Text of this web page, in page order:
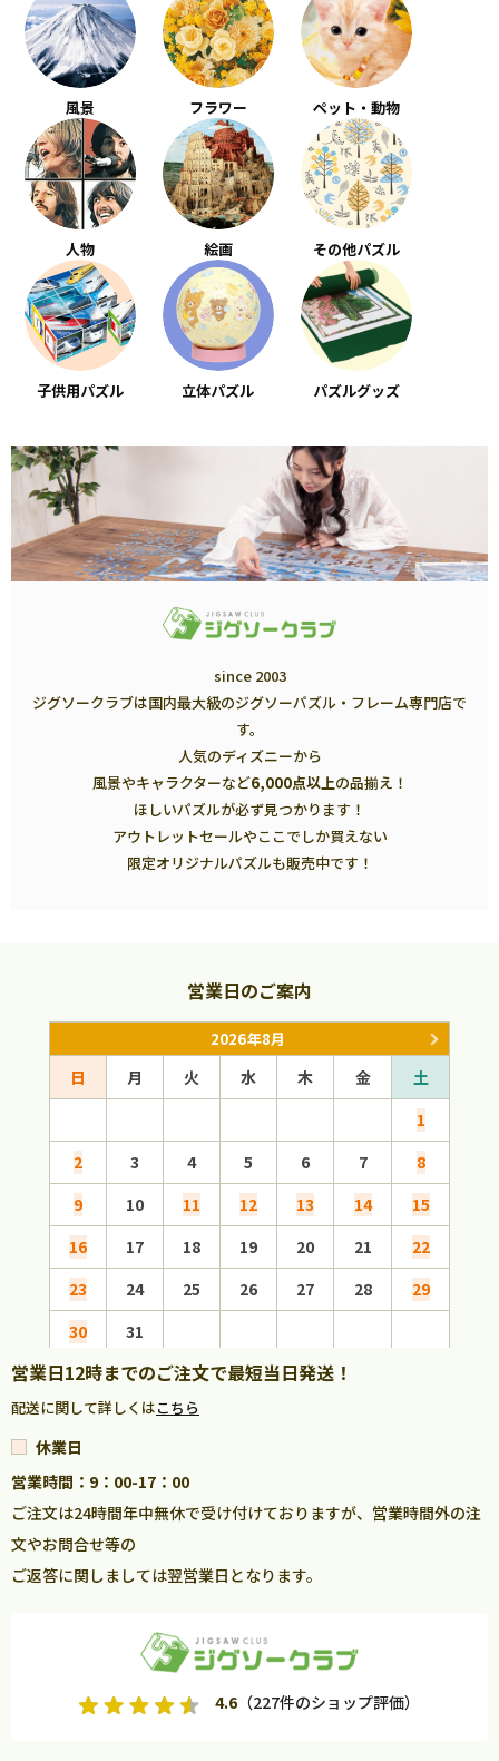
風景 フラワー ペット・動物
人物 絵画 その他パズル
子供用パズル 立体パズル パズルグッズ
since 2003
ジグソークラブは国内最大級のジグソーパズル・フレーム専門店で
す。
人気のディズニーから
風景やキャラクターなど6,000点以上の品揃え！
ほしいパズルが必ず見つかります！
アウトレットセールやここでしか買えない
限定オリジナルパズルも販売中です！
営業日のご案内
2026年8月
日 月 火 水 木 金
土
1
2
3 4 5 6 7
8
9
10 11 12 13 14
15
16
17 18 19 20 21
22
23
24 25 26 27 28
29
30
31
営業日12時までのご注文で最短当日発送！
配送に関して詳しくはこちら
休業日
営業時間：9：00-17：00
ご注文は24時間年中無休で受け付けておりますが、営業時間外の注
文やお問合せ等の
ご返答に関しましては翌営業日となります。
4.6（227件のショップ評価）